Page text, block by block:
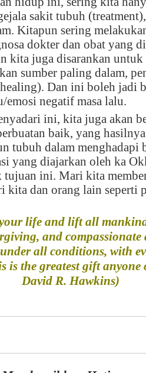
sakit tubuh
Kitapun sering
dokter dan obat yang
kita juga disarankan untuk
sumber paling dalam,
Dan ini boleh jadi
emosi negatif masa lalu.
ini, kita juga akan
baik, yang
tubuh dalam menghadapi
yang diajarkan oleh ka
tujuan ini. Mari kita
kita dan orang lain seperti
life and lift all
and
all conditions, with
is the greatest gift anyone
David R. Hawkins)